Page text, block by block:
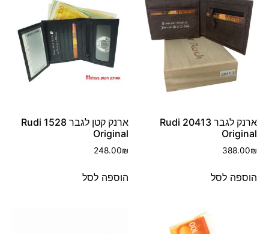
ארנק לגבר 20413 Rudi
Original
388.00₪
הוספה לסל
ארנק קטן לגבר 1528 Rudi
Original
248.00₪
הוספה לסל